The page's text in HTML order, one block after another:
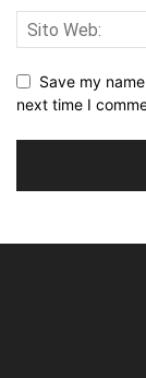
Save my
next time I